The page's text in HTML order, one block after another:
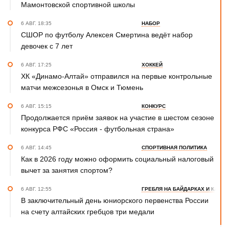
Мамонтовской спортивной школы
6 АВГ. 18:35 НАБОР
СШОР по футболу Алексея Смертина ведёт набор
девочек с 7 лет
6 АВГ. 17:25 ХОККЕЙ
ХК «Динамо-Алтай» отправился на первые контрольные
матчи межсезонья в Омск и Тюмень
6 АВГ. 15:15 КОНКУРС
Продолжается приём заявок на участие в шестом сезоне
конкурса РФС «Россия - футбольная страна»
6 АВГ. 14:45 СПОРТИВНАЯ ПОЛИТИКА
Как в 2026 году можно оформить социальный налоговый
вычет за занятия спортом?
6 АВГ. 12:55 ГРЕБЛЯ НА БАЙДАРКАХ И КАНОЭ
В заключительный день юниорского первенства России
на счету алтайских гребцов три медали